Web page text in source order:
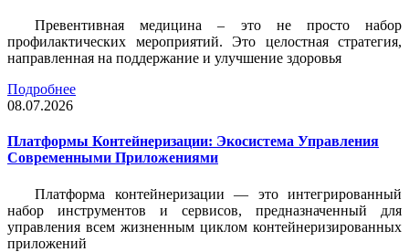
Превентивная медицина – это не просто набор
профилактических мероприятий. Это целостная стратегия,
направленная на поддержание и улучшение здоровья
Подробнее
08.07.2026
Платформы Контейнеризации: Экосистема Управления
Современными Приложениями
Платформа контейнеризации — это интегрированный
набор инструментов и сервисов, предназначенный для
управления всем жизненным циклом контейнеризированных
приложений